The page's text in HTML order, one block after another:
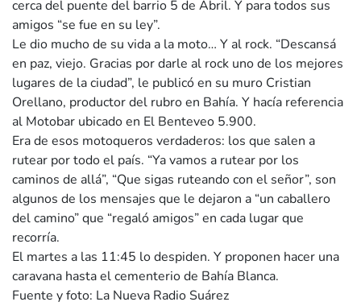
cerca del puente del barrio 5 de Abril. Y para todos sus
amigos “se fue en su ley”.
Le dio mucho de su vida a la moto… Y al rock. “Descansá
en paz, viejo. Gracias por darle al rock uno de los mejores
lugares de la ciudad”, le publicó en su muro Cristian
Orellano, productor del rubro en Bahía. Y hacía referencia
al Motobar ubicado en El Benteveo 5.900.
Era de esos motoqueros verdaderos: los que salen a
rutear por todo el país. “Ya vamos a rutear por los
caminos de allá”, “Que sigas ruteando con el señor”, son
algunos de los mensajes que le dejaron a “un caballero
del camino” que “regaló amigos” en cada lugar que
recorría.
El martes a las 11:45 lo despiden. Y proponen hacer una
caravana hasta el cementerio de Bahía Blanca.
Fuente y foto: La Nueva Radio Suárez